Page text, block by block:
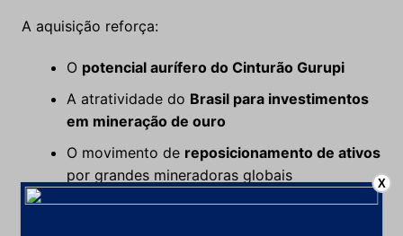
A aquisição reforça:
O potencial aurífero do Cinturão Gurupi
A atratividade do Brasil para investimentos
em mineração de ouro
O movimento de reposicionamento de ativos
por grandes mineradoras globais
X